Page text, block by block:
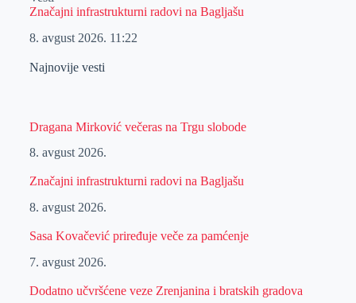
Značajni infrastrukturni radovi na Bagljašu
8. avgust 2026. 11:22
Najnovije vesti
Dragana Mirković večeras na Trgu slobode
8. avgust 2026.
Značajni infrastrukturni radovi na Bagljašu
8. avgust 2026.
Sasa Kovačević priređuje veče za pamćenje
7. avgust 2026.
Dodatno učvršćene veze Zrenjanina i bratskih gradova